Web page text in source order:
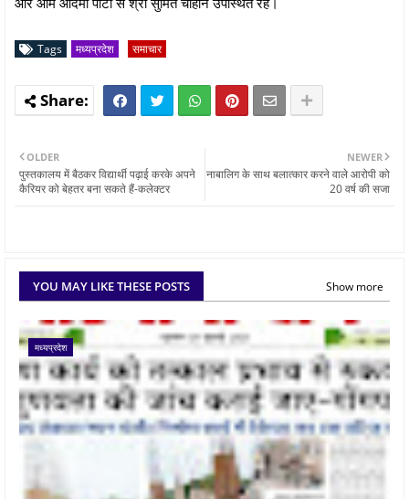
Tags मध्यप्रदेश समाचार
NEWER
नाबालिग के साथ बलात्कार करने वाले आरोपी को
20 वर्ष की सजा
OLDER
पुस्तकालय में बैठकर विद्यार्थी पढ़ाई करके अपने
कैरियर को बेहतर बना सकते हैं-कलेक्टर
YOU MAY LIKE THESE POSTS Show more
मध्यप्रदेश